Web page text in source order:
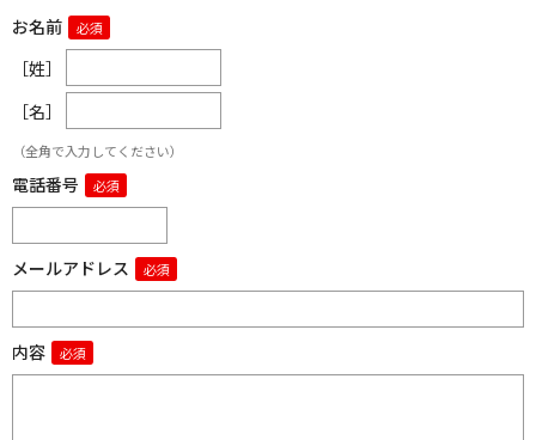
お名前
［姓］
［名］
（全角で入力してください）
電話番号
メールアドレス
内容